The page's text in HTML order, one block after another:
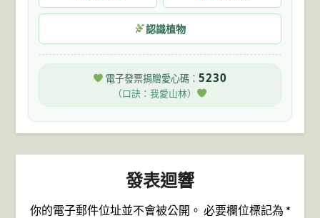
認識植物
電子發票捐贈愛心碼： 5230
（口訣：我愛山林）
發表迴響
你的電子郵件位址並不會被公開。 必要欄位標記為 *